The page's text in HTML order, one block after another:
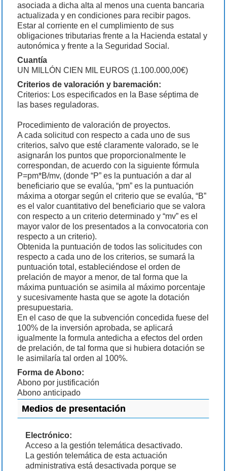
asociada a dicha alta al menos una cuenta bancaria
actualizada y en condiciones para recibir pagos.
Estar al corriente en el cumplimiento de sus
obligaciones tributarias frente a la Hacienda estatal y
autonómica y frente a la Seguridad Social.
Cuantía
UN MILLÓN CIEN MIL EUROS (1.100.000,00€)
Criterios de valoración y baremación:
Criterios: Los especificados en la Base séptima de
las bases reguladoras.
Procedimiento de valoración de proyectos.
A cada solicitud con respecto a cada uno de sus
criterios, salvo que esté claramente valorado, se le
asignarán los puntos que proporcionalmente le
correspondan, de acuerdo con la siguiente fórmula
P=pm*B/mv, (donde “P” es la puntuación a dar al
beneficiario que se evalúa, “pm” es la puntuación
máxima a otorgar según el criterio que se evalúa, “B”
es el valor cuantitativo del beneficiario que se valora
con respecto a un criterio determinado y “mv” es el
mayor valor de los presentados a la convocatoria con
respecto a un criterio).
Obtenida la puntuación de todos las solicitudes con
respecto a cada uno de los criterios, se sumará la
puntuación total, estableciéndose el orden de
prelación de mayor a menor, de tal forma que la
máxima puntuación se asimila al máximo porcentaje
y sucesivamente hasta que se agote la dotación
presupuestaria.
En el caso de que la subvención concedida fuese del
100% de la inversión aprobada, se aplicará
igualmente la formula antedicha a efectos del orden
de prelación, de tal forma que si hubiera dotación se
le asimilaría tal orden al 100%.
Forma de Abono:
Abono por justificación
Abono anticipado
Medios de presentación
Electrónico:
Acceso a la gestión telemática desactivado.
La gestión telemática de esta actuación
administrativa está desactivada porque se